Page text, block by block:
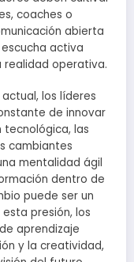
coaches o
abierta
activa
operativa.
los líderes
de innovar
tecnológica, las
cambiantes
mentalidad ágil
dentro de
puede ser un
presión, los
aprendizaje
y la creatividad,